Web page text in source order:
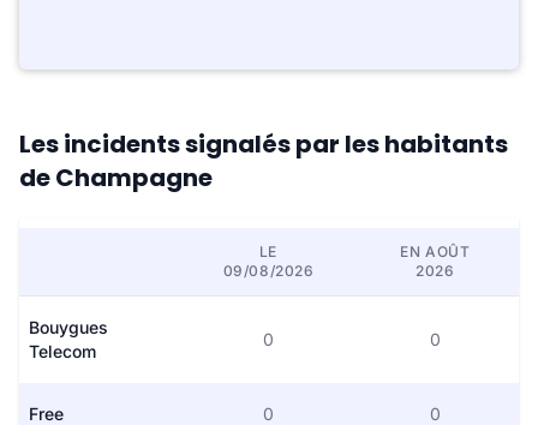
Les incidents signalés par les habitants
de Champagne
LE
09/08/2026
EN AOÛT
2026
Bouygues
Telecom
0 0
Free 0 0